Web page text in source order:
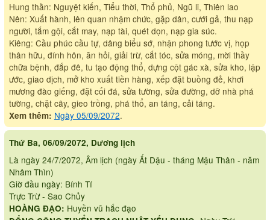
Hung thần: Nguyệt kiến, Tiểu thời, Thổ phủ, Ngũ li, Thiên lao
Nên: Xuất hành, lên quan nhậm chức, gặp dân, cưới gả, thu nạp
người, tắm gội, cắt may, nạp tài, quét dọn, nạp gia súc.
Kiêng: Cầu phúc cầu tự, dâng biểu sớ, nhận phong tước vị, họp
thân hữu, đính hôn, ăn hỏi, giải trừ, cắt tóc, sửa móng, mời thầy
chữa bệnh, đắp đê, tu tạo động thổ, dựng cột gác xà, sửa kho, lập
ước, giao dịch, mở kho xuất tiền hàng, xếp đặt buồng đẻ, khơi
mương đào giếng, đặt cối đá, sửa tường, sửa đường, dỡ nhà phá
tường, chặt cây, gieo trồng, phá thổ, an táng, cải táng.
Xem thêm: Ngày 05/09/2072.
Thứ Ba, 06/09/2072, Dương lịch
Là ngày 24/7/2072, Âm lịch (ngày Ất Dậu - tháng Mậu Thân - năm
Nhâm Thìn)
Giờ đầu ngày: Bính Tí
Trực Trừ - Sao Chủy
HOÀNG ĐẠO: Huyền vũ hắc đạo